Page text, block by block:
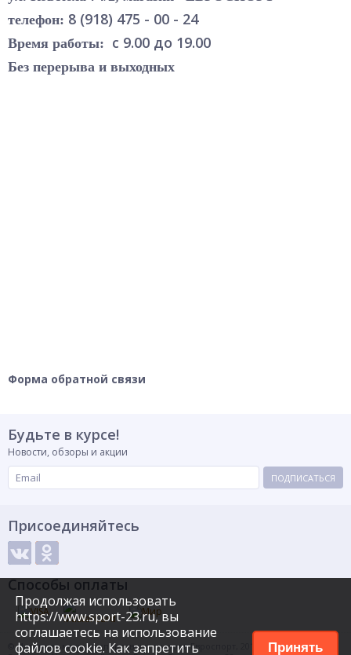
телефон: 8 (918) 475 - 00 - 24
Время работы: с 9.00 до 19.00
Без перерыва и выходных
Форма обратной связи
Продолжая использовать
https://www.sport-23.ru, вы
соглашаетесь на использование
файлов cookie. Как запретить
Принять
Будьте в курсе!
Новости, обзоры и акции
ПОДПИСАТЬСЯ
Присоединяйтесь
Способы оплаты
© Интернет-магазин спортивных товаров Евроспорт, 2015